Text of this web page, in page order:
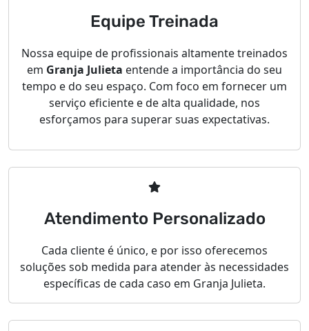
Equipe Treinada
Nossa equipe de profissionais altamente treinados
em Granja Julieta entende a importância do seu
tempo e do seu espaço. Com foco em fornecer um
serviço eficiente e de alta qualidade, nos
esforçamos para superar suas expectativas.
Atendimento Personalizado
Cada cliente é único, e por isso oferecemos
soluções sob medida para atender às necessidades
específicas de cada caso em Granja Julieta.